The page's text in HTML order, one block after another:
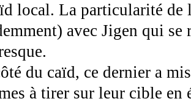
local. La particularité de
avec Jigen qui se
du caïd, ce dernier a
à tirer sur leur cible